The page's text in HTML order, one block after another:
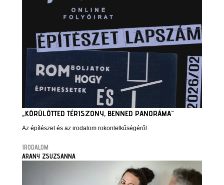
„KÖRÜLÖTTED TÉRISZONY, BENNED PANORÁMA”
Az építészet és az irodalom rokonlelkűségéről
IRODALOM
ARANY ZSUZSANNA